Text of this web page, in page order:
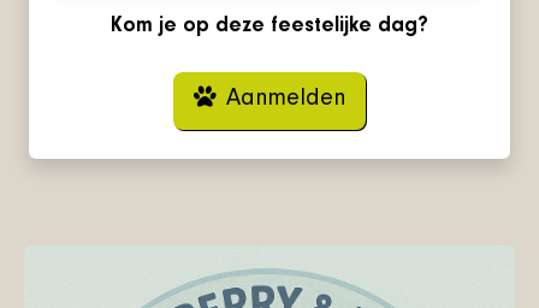
Kom je op deze feestelijke dag?
Aanmelden